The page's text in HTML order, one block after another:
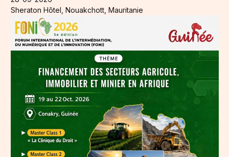
Sheraton Hôtel, Nouakchott, Mauritanie